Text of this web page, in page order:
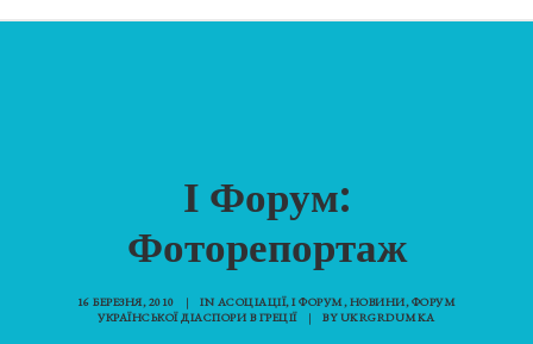
ФОРУМ УКРАЇНСЬКОЇ ДІАСПОРИ В ГРЕЦІЇ
“ВІСНИК”/”ΑΓΓΕΛΙΑΦΌΡΟΣ”
SEARCH
І Форум:
Фоторепортаж
16 БЕРЕЗНЯ, 2010 | IN АСОЦІАЦІЇ,І ФОРУМ,НОВИНИ,ФОРУМ
УКРАЇНСЬКОЇ ДІАСПОРИ В ГРЕЦІЇ
| BYUKRGRDUMKA